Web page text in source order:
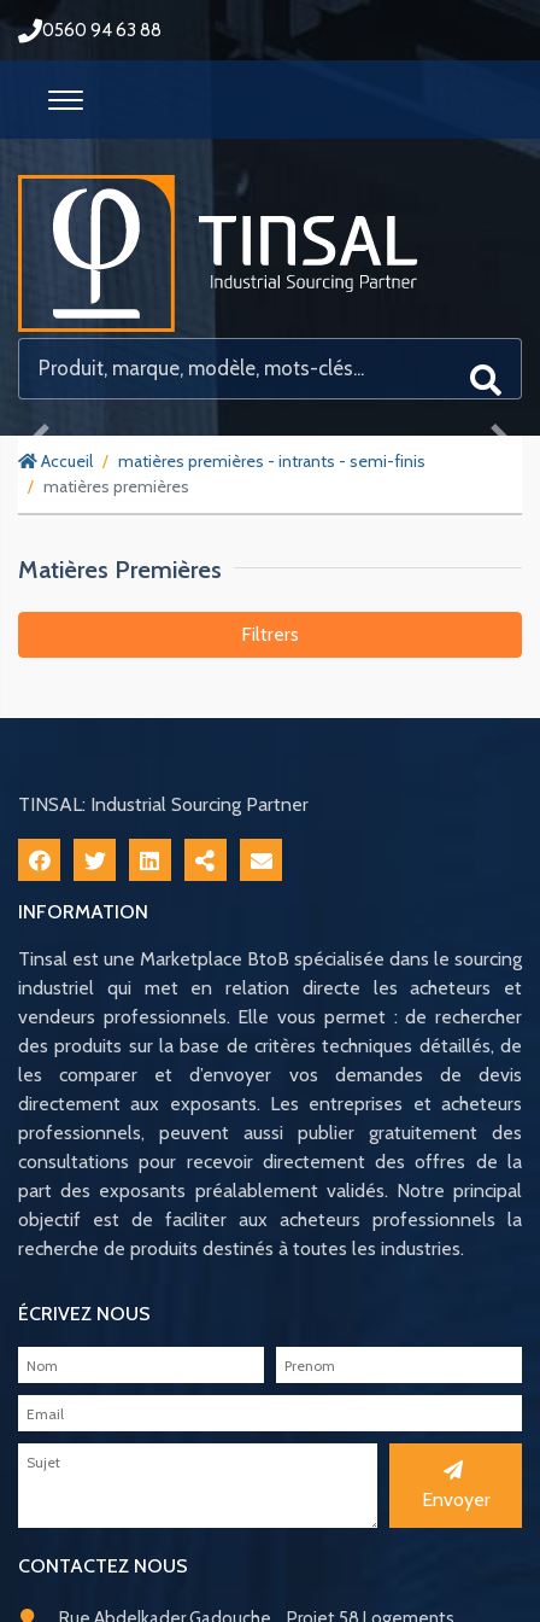
0560 94 63 88
Accueil
matières premières - intrants - semi-finis
matières premières
Matières Premières
Filtrers
TINSAL: Industrial Sourcing Partner
INFORMATION
Tinsal est une Marketplace BtoB spécialisée dans le sourcing
industriel qui met en relation directe les acheteurs et
vendeurs professionnels. Elle vous permet : de rechercher
des produits sur la base de critères techniques détaillés, de
les comparer et d’envoyer vos demandes de devis
directement aux exposants. Les entreprises et acheteurs
professionnels, peuvent aussi publier gratuitement des
consultations pour recevoir directement des offres de la
part des exposants préalablement validés. Notre principal
objectif est de faciliter aux acheteurs professionnels la
recherche de produits destinés à toutes les industries.
ÉCRIVEZ NOUS
Envoyer
CONTACTEZ NOUS